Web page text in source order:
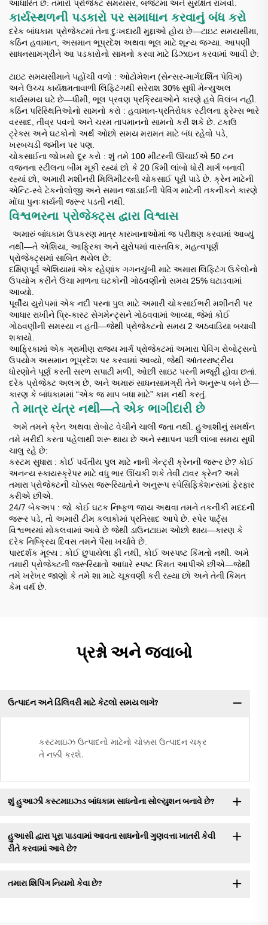
આધારિત છે: તમારો પ્રોજેક્ટ સમયસર, બજેટમાં અને સુરક્ષિત રાખવો.
કાર્યસ્થળની પડકારો પર સમાધાન કરવાનું બંધ કરો
દરેક બાંધકામ પ્રોજેક્ટમાં તેના દુઃખદાયી મુદ્દાઓ હોય છે—ટાઇટ સમયસીમા,
કઠિન હવામાન, અસમાન ભૂપ્રદેશ અથવા ભૂલ માટે શૂન્ય જગ્યા. આપણી
સાધનસામગ્રીને આ પડકારોનો સામનો કરવા માટે ડિઝાઇન કરવામાં આવી છે:
ટાઇટ સમયસીમાને પહોંચી વળો : ઓટોમેશન (સેન્સર-માર્ગદર્શિત પેવિંગ)
અને ઉચ્ચ કાર્યક્ષમતાવાળી લિફ્ટિંગથી સરેરાશ 30% સુધી મેન્યુઅલ
કાર્યસમય ઘટે છે—ધીમી, ભૂલ પ્રવણ પ્રક્રિયાઓને કારણે હવે વિલંબ નહીં.
કઠિન પરિસ્થિતિઓનો સામનો કરો : હવામાન-પ્રતિરોધક સ્ટીલના ફ્રેમ્સ ભારે
વરસાદ, તીવ્ર પવનો અને ચરમ તાપમાનનો સામનો કરી શકે છે. ટકાઉ
ટ્રેક્સ અને ઘટકોનો અર્થ ઓછો સમય મરામત માટે બંધ રહેવો પડે,
ખરબચડી જમીન પર પણ.
ચોકસાઈના જોખમો દૂર કરો : શું તમે 100 મીટરની ઊંચાઈએ 50 ટન
વજનના સ્ટીલના બીમ મૂકી રહ્યાં છો કે 20 કિમી લાંબો ધોરી માર્ગ બનાવી
રહ્યાં છો, અમારી મશીનરી મિલિમીટરની ચોકસાઈ પૂરી પાડે છે. ક્રેન માટેની
એન્ટિ-સ્વે ટેકનોલોજી અને સમાન જાડાઈની પેવિંગ માટેની તકનીકને કારણે
મોંઘા પુનઃકાર્યની જરૂર પડતી નથી.
વિશ્વભરના પ્રોજેક્ટ્સ દ્વારા વિશ્વાસ
અમારું બાંધકામ ઉપકરણ માત્ર કારખાનાઓમાં જ પરીક્ષણ કરવામાં આવ્યું
નથી—તે એશિયા, આફ્રિકા અને યુરોપમાં વાસ્તવિક, મહત્વપૂર્ણ
પ્રોજેક્ટ્સમાં સાબિત થયેલ છે:
દક્ષિણપૂર્વ એશિયામાં એક રહેણાંક ગગનચુંબી માટે અમારા લિફ્ટિંગ ઉકેલોનો
ઉપયોગ કરીને ઉંચા માળના ઘટકોની ગોઠવણીનો સમય 25% ઘટાડવામાં
આવ્યો.
પૂર્વીય યુરોપમાં એક નદી પરના પુલ માટે અમારી ચોકસાઈભરી મશીનરી પર
આધાર રાખીને પ્રિ-કાસ્ટ સેગમેન્ટ્સને ગોઠવવામાં આવ્યા, જેમાં કોઈ
ગોઠવણીની સમસ્યા ન હતી—જેથી પ્રોજેક્ટનો સમય 2 અઠવાડિયા બચાવી
શકાયો.
આફ્રિકામાં એક ગ્રામીણ રાજ્ય માર્ગ પ્રોજેક્ટમાં અમારા પેવિંગ રોબોટ્સનો
ઉપયોગ અસમાન ભૂપ્રદેશ પર કરવામાં આવ્યો, જેથી આંતરરાષ્ટ્રીય
ધોરણોને પૂર્ણ કરતી સરળ સપાટી મળી, ઓછી સાઇટ પરની મજૂરી હોવા છતાં.
દરેક પ્રોજેક્ટ અલગ છે, અને અમારું સાધનસામગ્રી તેને અનુરૂપ બને છે—
કારણ કે બાંધકામમાં “એક જ માપ બધા માટે” કામ નથી કરતું.
તે માત્ર યંત્ર નથી—તે એક ભાગીદારી છે
અમે તમને ક્રેન અથવા રોબોટ વેચીને ચાલી જતા નથી. હુઆશીનું સમર્થન
તમે ખરીદી કરતા પહેલાથી શરૂ થાય છે અને સ્થાપન પછી લાંબા સમય સુધી
ચાલુ રહે છે:
કસ્ટમ સુધારા : કોઈ પર્વતીય પુલ માટે નાની ગેન્ટ્રી ક્રેનની જરૂર છે? કોઈ
અનન્ય સ્કાયસ્ક્રેપર માટે વધુ ભાર ઊંચકી શકે તેવી ટાવર ક્રેન? અમે
તમારા પ્રોજેક્ટની ચોક્કસ જરૂરિયાતોને અનુરૂપ સ્પેસિફિકેશન્સમાં ફેરફાર
કરીએ છીએ.
24/7 બેકઅપ : જો કોઈ ઘટક નિષ્ફળ જાય અથવા તમને તકનીકી મદદની
જરૂર પડે, તો અમારી ટીમ કલાકોમાં પ્રતિસાદ આપે છે. સ્પેર પાર્ટ્સ
વિશ્વભરમાં મોકલવામાં આવે છે જેથી ડાઉનટાઇમ ઓછો થાય—કારણ કે
દરેક નિષ્ક્રિય દિવસ તમને પૈસા ખર્ચાવે છે.
પારદર્શક મૂલ્ય : કોઈ છુપાયેલા ફી નથી, કોઈ અસ્પષ્ટ કિંમતો નથી. અમે
તમારી પ્રોજેક્ટની જરૂરિયાતો આધારે સ્પષ્ટ કિંમત આપીએ છીએ—જેથી
તમે ખરેખર જાણો કે તમે શા માટે ચૂકવણી કરી રહ્યા છો અને તેની કિંમત
કેમ વર્થ છે.
પ્રશ્નો અને જવાબો
ઉત્પાદન અને ડિલિવરી માટે કેટલો સમય લાગે?
કસ્ટમાઇઝ ઉત્પાદનો માટેનો ચોક્કસ ઉત્પાદન ચક્ર
તે નક્કી કરશે.
શું હુઆઝી કસ્ટમાઇઝ્ડ બાંધકામ સાધનોના સોલ્યુશન બનાવે છે?
હુઆસી દ્વારા પૂરા પાડવામાં આવતા સાધનોની ગુણવત્તા ખાતરી કેવી
રીતે કરવામાં આવે છે?
તમારા શિપિંગ નિયમો કેવા છે?